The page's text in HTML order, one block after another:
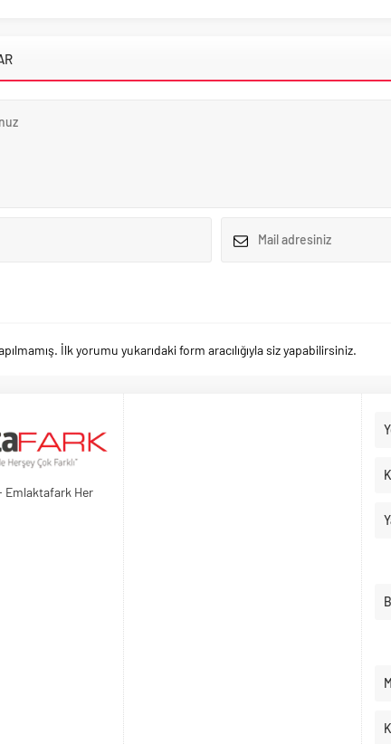
İlk yorumu yukarıdaki form aracılığıyla siz yapabilirsiniz.
Emlaktafark Her